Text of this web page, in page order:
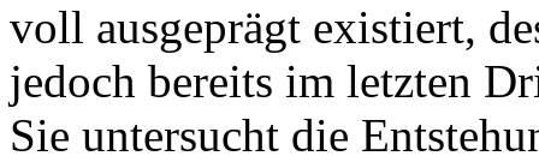
voll ausgeprägt existiert,
jedoch bereits im letzten
Sie untersucht die